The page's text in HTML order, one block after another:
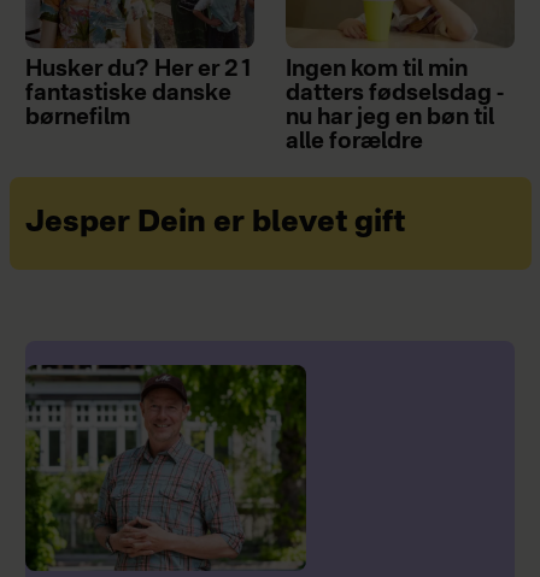
Husker du? Her er 21
fantastiske danske
børnefilm
Ingen kom til min
datters fødselsdag -
nu har jeg en bøn til
alle forældre
Jesper Dein er blevet gift